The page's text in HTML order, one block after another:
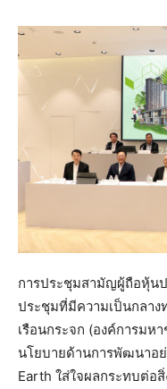
การประชุมสามัญผู้ถือหุ้น
ประชุมที่มีความเป็นกลาง
เรือนกระจก (องค์การมห
นโยบายด้านการพัฒนาอ
Earth ใส่ใจผลกระทบต่อ